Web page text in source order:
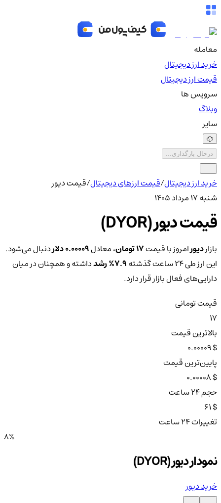
معامله
خرید ارز دیجیتال
قیمت ارز دیجیتال
سرویس ها
وبلاگ
سایر
درحال بارگذاری...
خرید ارز دیجیتال/قیمت ارزهای دیجیتال/قیمت دیور
شنبه ۱۷ مرداد ۱۴۰۵
قیمت دیور (DYOR)
بازاردیورامروز با قیمت17 تومان ، معادل0.00009 دلار
دنبال می‌شود.
این ارز طی ۲۴ ساعت گذشته
7.9% رشدداشته و همچنان در میان
دارایی‌های فعال بازار قرار دارد.
قیمت تومانی
17
بالاترین قیمت
$ 0.00009
پایین‌ترین قیمت
$ 0.00008
حجم ۲۴ ساعت
$ 61
تغییرات ۲۴ ساعت
8%
نمودار دیور (DYOR)
خرید دیور